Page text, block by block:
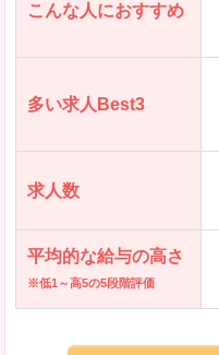
こんな人におすすめ
多い求人Best3
求人数
平均的な給与の高さ
※低1～高5の5段階評価